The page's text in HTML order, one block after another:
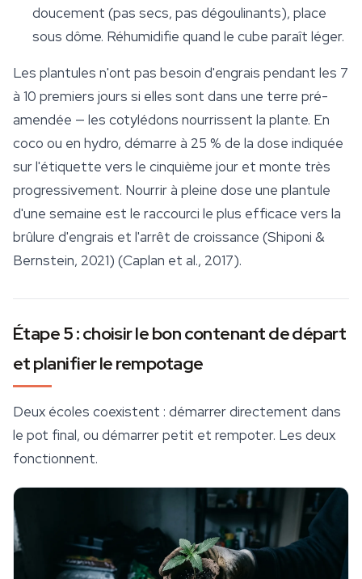
doucement (pas secs, pas dégoulinants), place
sous dôme. Réhumidifie quand le cube paraît léger.
Les plantules n'ont pas besoin d'engrais pendant les 7
à 10 premiers jours si elles sont dans une terre pré-
amendée — les cotylédons nourrissent la plante. En
coco ou en hydro, démarre à 25 % de la dose indiquée
sur l'étiquette vers le cinquième jour et monte très
progressivement. Nourrir à pleine dose une plantule
d'une semaine est le raccourci le plus efficace vers la
brûlure d'engrais et l'arrêt de croissance (Shiponi &
Bernstein, 2021) (Caplan et al., 2017).
Étape 5 : choisir le bon contenant de départ
et planifier le rempotage
Deux écoles coexistent : démarrer directement dans
le pot final, ou démarrer petit et rempoter. Les deux
fonctionnent.